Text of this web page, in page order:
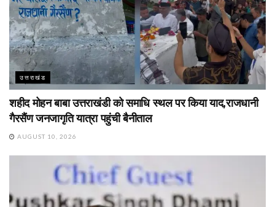
उत्तराखंड
शहीद मोहन बाबा उत्तराखंडी को समाधि स्थल पर किया याद,राजधानी
गैरसैंण जनजागृति यात्रा पहुंची बैनीताल
AUGUST 10, 2026